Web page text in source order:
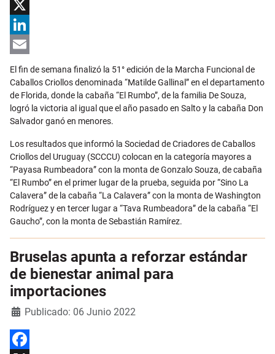
Facebook
X
LinkedIn
Email
El fin de semana finalizó la 51° edición de la Marcha Funcional de
Caballos Criollos denominada “Matilde Gallinal” en el departamento
de Florida, donde la cabaña “El Rumbo”, de la familia De Souza,
logró la victoria al igual que el año pasado en Salto y la cabaña Don
Salvador ganó en menores.
Los resultados que informó la Sociedad de Criadores de Caballos
Criollos del Uruguay (SCCCU) colocan en la categoría mayores a
“Payasa Rumbeadora” con la monta de Gonzalo Souza, de cabaña
“El Rumbo” en el primer lugar de la prueba, seguida por “Sino La
Calavera” de la cabaña “La Calavera” con la monta de Washington
Rodríguez y en tercer lugar a “Tava Rumbeadora” de la cabaña “El
Gaucho”, con la monta de Sebastián Ramírez.
Bruselas apunta a reforzar estándar
de bienestar animal para
importaciones
DetallesPublicado: 06 Junio 2022